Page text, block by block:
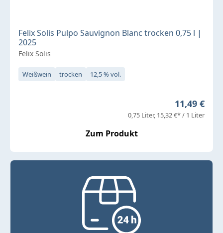
Felix Solis Pulpo Sauvignon Blanc trocken 0,75 l |
2025
Felix Solis
Weißwein trocken 12,5 % vol.
Regulärer
11,49 €
0,75 Liter 15,32 €* / 1 Liter
Zum Produkt